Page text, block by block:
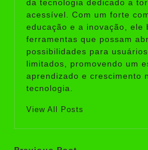
da tecnologia dedicado a
acessível. Com um forte
educação e a inovação, ele
ferramentas que possam
possibilidades para
limitados, promovendo um
aprendizado e crescimento
tecnologia.
View All Posts